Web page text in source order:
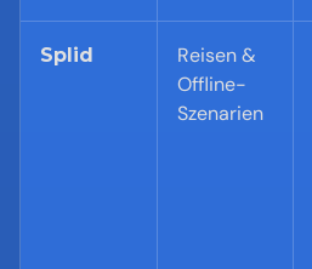
Splid
Reisen &
Offline-
Szenarien